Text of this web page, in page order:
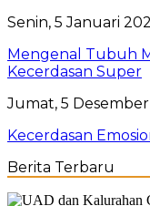
Senin, 5 Januari
Mengenal Tubuh
Kecerdasan Super
Jumat, 5 Desember
Kecerdasan
Berita Terbaru